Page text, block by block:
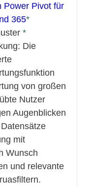
Power Pivot für
365
Die
von großen
Nutzer
Augenblicken
mit
Wunsch
und relevante